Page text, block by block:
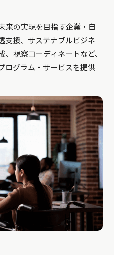
来の実現を目指す企業・自
支援、サステナブルビジネ
視察コーディネートなど、
ログラム・サービスを提供